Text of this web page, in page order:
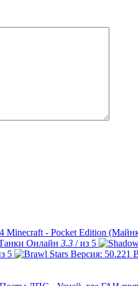
Minecraft - Pocket Edition
Онлайн 3.3 / из 5
5